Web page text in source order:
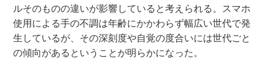
ルそのものの違いが影響していると考えられる。スマホ
使用による手の不調は年齢にかかわらず幅広い世代で発
生しているが、その深刻度や自覚の度合いには世代ごと
の傾向があるということが明らかになった。